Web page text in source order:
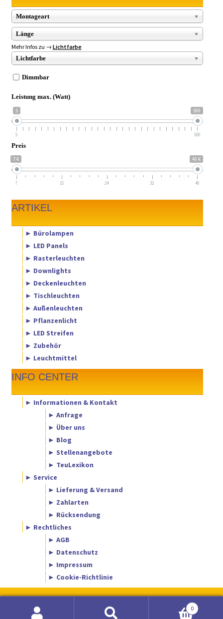
Montageart
Länge
Mehr Infos zu → Lichtfarbe
Lichtfarbe
Dimmbar
Leistung max. (Watt)
5 500
5 500
Preis
7 € 40 €
7 15 24 32 40
ARTIKEL
► Bürolampen
► LED Panels
► Rasterleuchten
► Downlights
► Deckenleuchten
► Tischleuchten
► Außenleuchten
► Pflanzenlicht
► LED Streifen
► Zubehör
► Leuchtmittel
INFO CENTER
► Informationen & Kontakt
► Anfrage
► Über uns
► Blog
► Stellenangebote
► TeuLexikon
► Service
► Lieferung & Versand
► Zahlarten
► Rücksendung
► Rechtliches
► AGB
► Datenschutz
► Impressum
► Cookie-Richtlinie
0